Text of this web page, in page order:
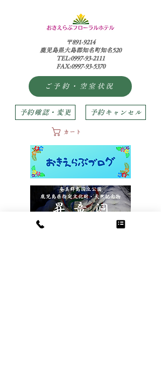
〒891-9214
鹿児島県大島郡知名町知名520
TEL:0997-93-2111
FAX:0997-93-5370
ご予約・空室状況
予約確認・変更 予約キャンセル
カート